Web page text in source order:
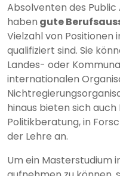
Absolventen des
haben gute
Vielzahl von
qualifiziert sind. Sie
Landes- oder
internationalen
hinaus bieten sich
Politikberatung, in
der Lehre an.
Um ein Masterstudium